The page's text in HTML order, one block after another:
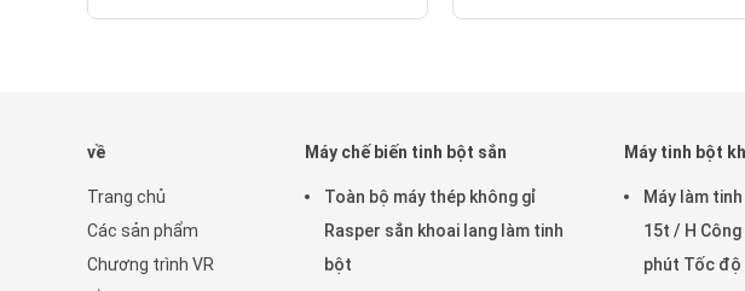
về
Trang chủ
Các sản phẩm
Chương trình VR
Máy chế biến tinh bột sắn
Toàn bộ máy thép không gỉ
Rasper sắn khoai lang làm tinh
bột
Máy tinh bột
Máy làm
15t / H
phút Tốc độ